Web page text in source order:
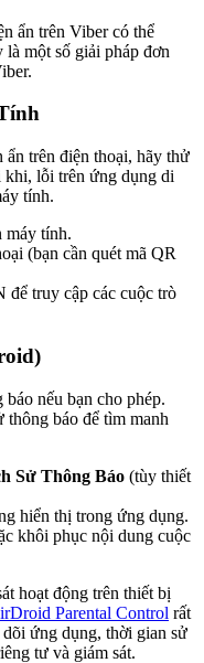
ẩn trên Viber có thể
một số giải pháp đơn
trên điện thoại, hãy thử
lỗi trên ứng dụng di
tính.
máy tính.
(bạn cần quét mã QR
để truy cập các cuộc trò
nếu bạn cho phép.
báo để tìm manh
Sử Thông Báo (tùy thiết
hiển thị trong ứng dụng.
khôi phục nội dung cuộc
hoạt động trên thiết bị
Parental Control rất
ứng dụng, thời gian sử
tư và giám sát.